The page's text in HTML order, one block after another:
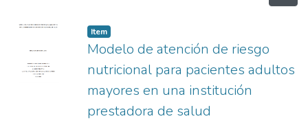
Item
Modelo de atención de riesgo
nutricional para pacientes adultos
mayores en una institución
prestadora de salud